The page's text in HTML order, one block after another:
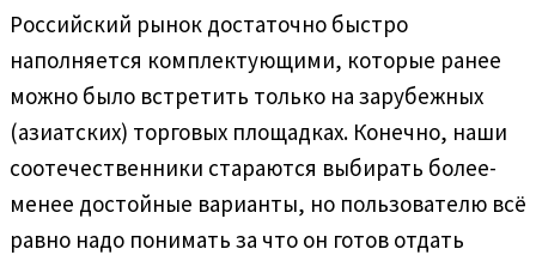
Российский рынок достаточно быстро
наполняется комплектующими, которые ранее
можно было встретить только на зарубежных
(азиатских) торговых площадках. Конечно, наши
соотечественники стараются выбирать более-
менее достойные варианты, но пользователю всё
равно надо понимать за что он готов отдать